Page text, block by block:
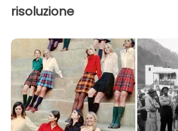
risoluzione